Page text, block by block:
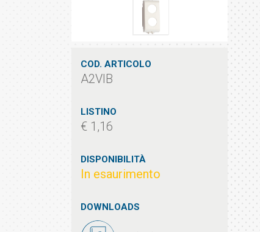
COD. ARTICOLO
A2VIB
LISTINO
€ 1,16
DISPONIBILITÀ
In esaurimento
DOWNLOADS